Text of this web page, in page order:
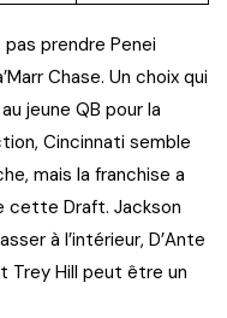
prendre Penei
Chase. Un choix qui
jeune QB pour la
Cincinnati semble
mais la franchise a
cette Draft. Jackson
à l’intérieur, D’Ante
Trey Hill peut être un